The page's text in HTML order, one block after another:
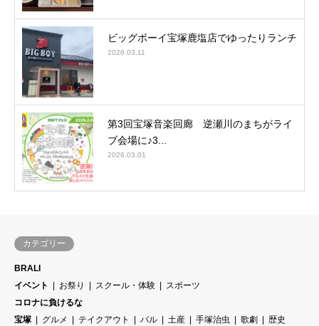
ビッグボーイ宝塚鹿塩店でゆったりランチ
2026.03.11
第3回宝塚音楽回廊 逆瀬川のまちがライ
ブ会場に♪3...
2026.03.01
カテゴリー
BRALI
イベント
お祭り スクール・体験
スポーツ
コロナに負けるな
宝塚
グルメ テイクアウト バル 土産 手塚治虫 歌劇
歴史